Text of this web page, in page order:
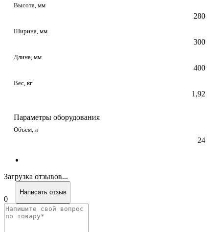
Высота, мм
280
Ширина, мм
300
Длина, мм
400
Вес, кг
1,92
Параметры оборудования
Объём, л
24
Загрузка отзывов...
0
Написать отзыв